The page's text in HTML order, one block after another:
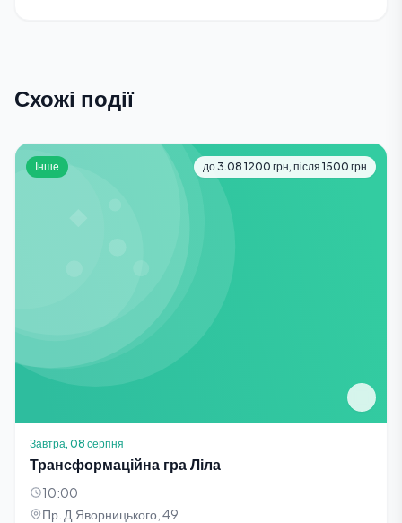
Схожі події
Інше до 3.08 1200 грн, після 1500 грн
Завтра, 08 серпня
Трансформаційна гра Ліла
10:00
Пр. Д.Яворницького, 49